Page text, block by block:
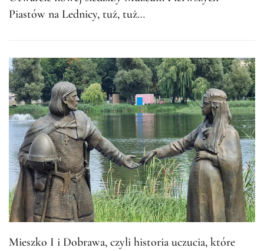
Piastów na Lednicy, tuż, tuż…
Mieszko I i Dobrawa, czyli historia uczucia, które